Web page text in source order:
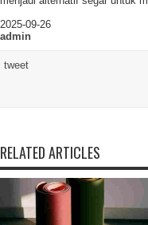
2025-09-26
admin
tweet
RELATED ARTICLES